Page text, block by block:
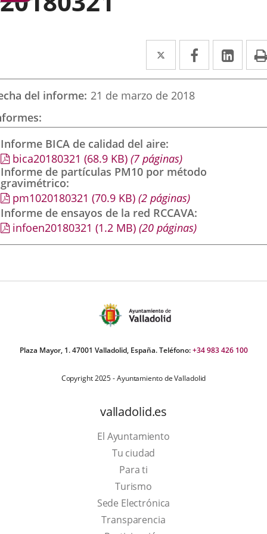
Twitter
Enlace
a
una
externa.
Facebook
Enlace
a
externa.
a
del informe 21 de marzo de 2018
Informe BICA de calidad del aire
bica20180321 (68.9 KB) (7 páginas)
Informe de partículas PM10 por método
gravimétrico
pm1020180321 (70.9 KB) (2 páginas)
Informe de ensayos de la red RCCAVA
infoen20180321 (1.2 MB) (20 páginas)
Plaza Mayor, 1. 47001 Valladolid, España. Teléfono:+34 983 426 100
Copyright 2025 - Ayuntamiento de Valladolid
valladolid.es
El Ayuntamiento
Tu ciudad
Para ti
TurismoThis
link
will
Sede Electrónica
Transparencia